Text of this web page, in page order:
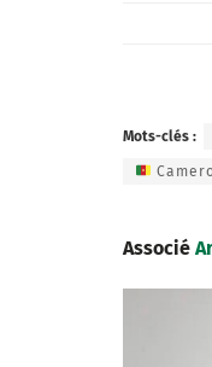
Mots-clés :
Associé